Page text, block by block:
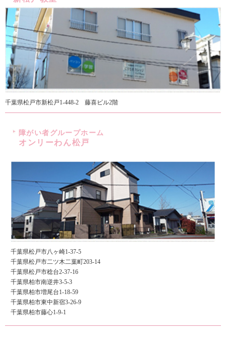
千葉県松戸市新松戸1-448-2 藤喜ビル2階
障がい者グループホーム
オンリーわん松戸
千葉県松戸市八ヶ崎1-37-5
千葉県松戸市二ツ木二葉町203-14
千葉県松戸市稔台2-37-16
千葉県柏市南逆井3-5-3
千葉県柏市増尾台1-18-59
千葉県柏市東中新宿3-26-9
千葉県柏市藤心1-9-1